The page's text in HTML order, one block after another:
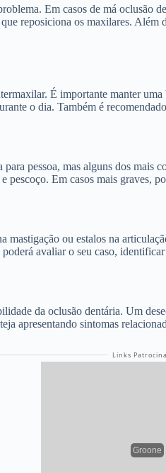
Em casos de má oclusão
reposiciona os maxilares.
É importante manter
o dia. Também é
pessoa, mas alguns dos
Em casos mais graves,
mastigação ou estalos na
avaliar o seu caso,
da oclusão dentária. Um
apresentando sintomas